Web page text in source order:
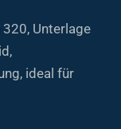
Unterlage
ideal für